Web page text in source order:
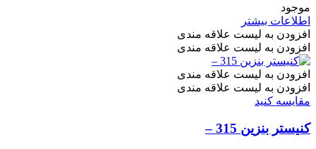
موجود
اطلاعات بیشتر
افزودن به لیست علاقه مندی
افزودن به لیست علاقه مندی
افزودن به لیست علاقه مندی
افزودن به لیست علاقه مندی
مقایسه کنید
کنیستر بنزین 315 –